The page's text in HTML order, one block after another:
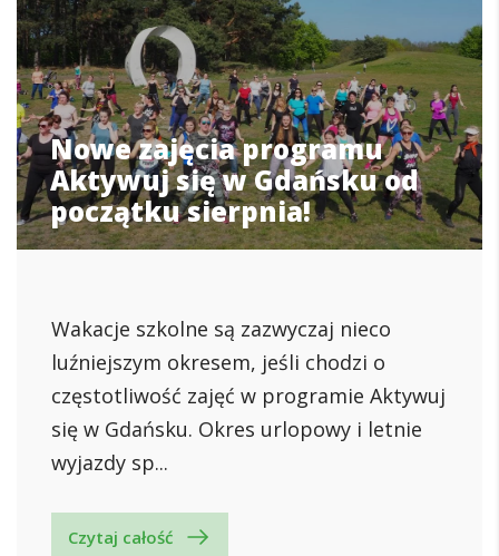
Nowe zajęcia programu
Aktywuj się w Gdańsku od
początku sierpnia!
Wakacje szkolne są zazwyczaj nieco
luźniejszym okresem, jeśli chodzi o
częstotliwość zajęć w programie Aktywuj
się w Gdańsku. Okres urlopowy i letnie
wyjazdy sp...
Czytaj całość